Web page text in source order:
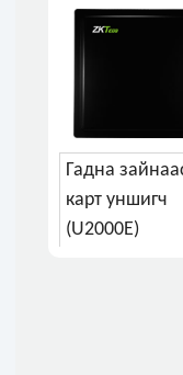
Гадна
карт уншигч
(U2000E)